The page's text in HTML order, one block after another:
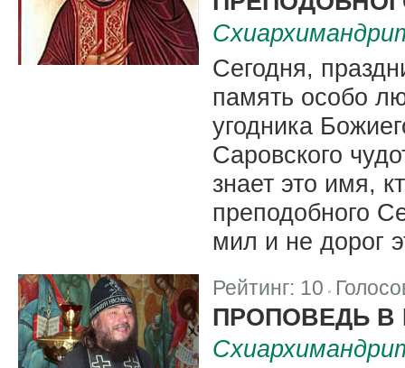
Сегодня,
память особо
угодника
Саровского
знает это имя,
преподобного
мил и не дорог
Рейтинг: 10 |
ПРОПОВЕДЬ